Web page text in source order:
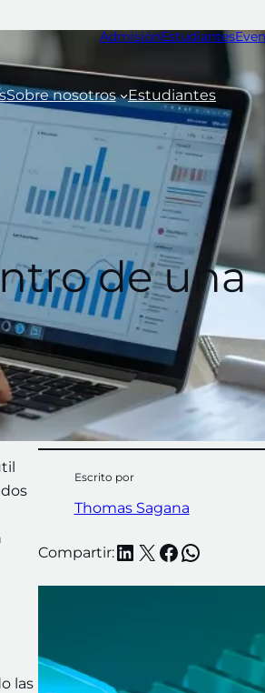
AdmisiónEstudiantes
Sobre nosotros Estudiantes
de una
las
Escrito por
Thomas Sagana
Compartir:LinkedIn
X Facebook